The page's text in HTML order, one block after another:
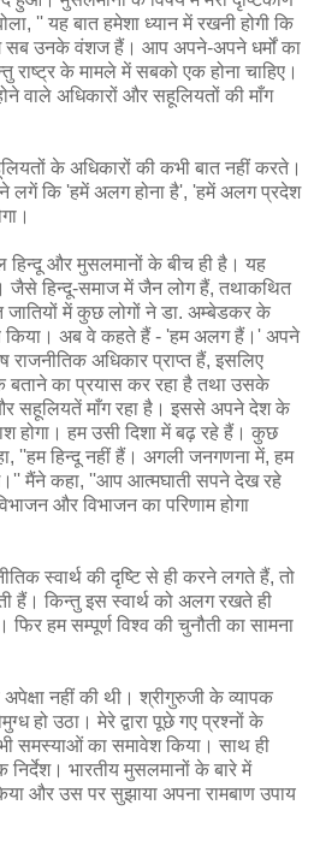
'' यह बात हमेशा ध्यान में रखनी होगी कि
सब उनके वंशज हैं। आप अपने-अपने धर्मों का
राष्ट्र के मामले में सबको एक होना चाहिए।
वाले अधिकारों और सहूलियतों की माँग
के अधिकारों की कभी बात नहीं करते।
लगें कि 'हमें अलग होना है', 'हमें अलग प्रदेश
हिन्दू और मुसलमानों के बीच ही है। यह
जैसे हिन्दू-समाज में जैन लोग हैं, तथाकथित
में कुछ लोगों ने डा. अम्बेडकर के
किया। अब वे कहते हैं - 'हम अलग हैं।' अपने
अधिकार प्राप्त हैं, इसलिए
का प्रयास कर रहा है तथा उसके
सहूलियतें माँग रहा है। इससे अपने देश के
होगा। हम उसी दिशा में बढ़ रहे हैं। कुछ
''हम हिन्दू नहीं हैं। अगली जनगणना में, हम
मैंने कहा, ''आप आत्मघाती सपने देख रहे
और विभाजन का परिणाम होगा
स्वार्थ की दृष्टि से ही करने लगते हैं, तो
हैं। किन्तु इस स्वार्थ को अलग रखते ही
हम सम्पूर्ण विश्व की चुनौती का सामना
नहीं की थी। श्रीगुरुजी के व्यापक
हो उठा। मेरे द्वारा पूछे गए प्रश्नों के
समस्याओं का समावेश किया। साथ ही
भारतीय मुसलमानों के बारे में
और उस पर सुझाया अपना रामबाण उपाय